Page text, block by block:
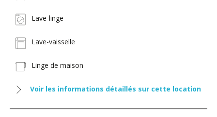
Lave-linge
Lave-vaisselle
Linge de maison
Voir les informations détaillés sur cette location